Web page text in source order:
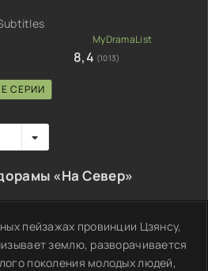
8,4 (1013)
СЕРИИ
«На Север»
пейзажах провинции Цзянсу,
землю, разворачивается
поколения молодых людей,